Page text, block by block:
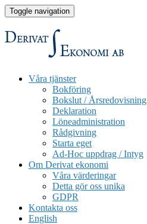
Toggle navigation
Våra tjänster
Bokföring
Bokslut / Årsredovisning
Deklaration
Löneadministration
Rådgivning
Starta eget
Ad-Hoc uppdrag / Intyg
Om Derivat ekonomi
Våra värderingar
Detta gör oss unika
GDPR
Kontakta oss
English